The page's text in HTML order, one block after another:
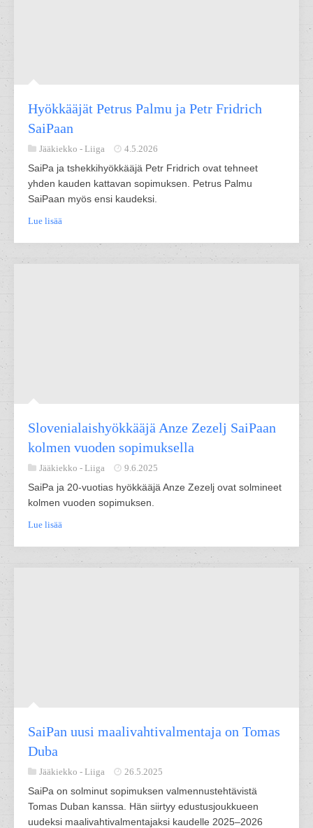
Hyökkääjät Petrus Palmu ja Petr Fridrich
SaiPaan
Jääkiekko - Liiga 4.5.2026
SaiPa ja tshekkihyökkääjä Petr Fridrich ovat tehneet
yhden kauden kattavan sopimuksen. Petrus Palmu
SaiPaan myös ensi kaudeksi.
Lue lisää
Slovenialaishyökkääjä Anze Zezelj SaiPaan
kolmen vuoden sopimuksella
Jääkiekko - Liiga 9.6.2025
SaiPa ja 20-vuotias hyökkääjä Anze Zezelj ovat solmineet
kolmen vuoden sopimuksen.
Lue lisää
SaiPan uusi maalivahtivalmentaja on Tomas
Duba
Jääkiekko - Liiga 26.5.2025
SaiPa on solminut sopimuksen valmennustehtävistä
Tomas Duban kanssa. Hän siirtyy edustusjoukkueen
uudeksi maalivahtivalmentajaksi kaudelle 2025–2026